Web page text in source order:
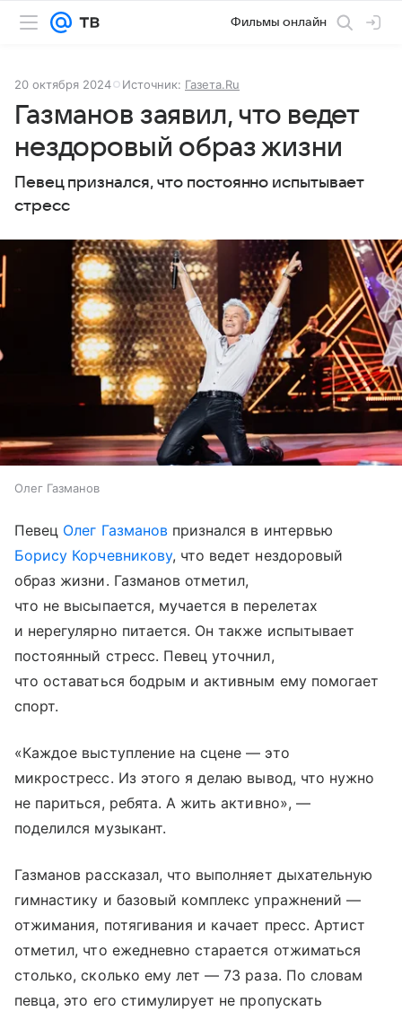
Фильмы онлайн
20 октября 2024 Источник: Газета.Ru
Газманов заявил, что ведет
нездоровый образ жизни
Певец признался, что постоянно испытывает
стресс
Олег Газманов
Певец Олег Газмановпризнался в интервью
Борису Корчевникову, что ведет нездоровый
образ жизни. Газманов отметил,
что не высыпается, мучается в перелетах
и нерегулярно питается. Он также испытывает
постоянный стресс. Певец уточнил,
что оставаться бодрым и активным ему помогает
спорт.
«Каждое выступление на сцене — это
микростресс. Из этого я делаю вывод, что нужно
не париться, ребята. А жить активно», —
поделился музыкант.
Газманов рассказал, что выполняет дыхательную
гимнастику и базовый комплекс упражнений —
отжимания, потягивания и качает пресс. Артист
отметил, что ежедневно старается отжиматься
столько, сколько ему лет — 73 раза. По словам
певца, это его стимулирует не пропускать